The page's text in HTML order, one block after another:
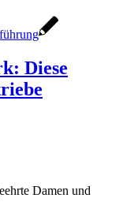
Diese
Damen und